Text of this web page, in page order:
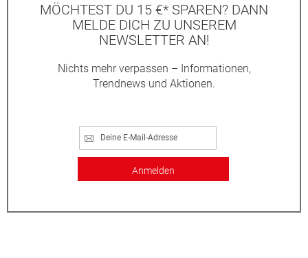
MÖCHTEST DU 15 €* SPAREN? DANN
MELDE DICH ZU UNSEREM
NEWSLETTER AN!
Nichts mehr verpassen – Informationen,
Trendnews und Aktionen.
Anmelden